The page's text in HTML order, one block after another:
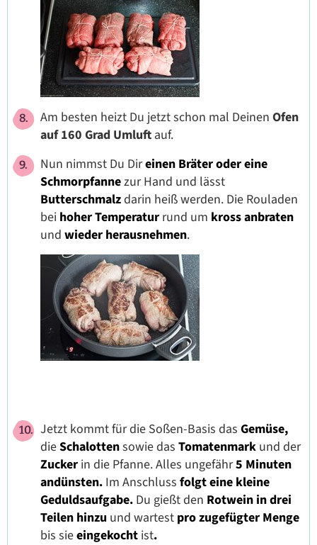
Am besten heizt Du jetzt schon mal Deinen Ofen
auf 160 Grad Umluft auf.
Nun nimmst Du Direinen Bräter oder eine
Schmorpfannezur Hand und lässt
Butterschmalzdarin heiß werden. Die Rouladen
bei hoher Temperatur rund um kross anbraten
und wieder herausnehmen.
Jetzt kommt für die Soßen-Basis das Gemüse,
dieSchalottensowie das Tomatenmark und der
Zucker in die Pfanne. Alles ungefähr5 Minuten
andünsten. Im Anschluss folgt eine kleine
Geduldsaufgabe. Du gießt den Rotwein in drei
Teilen hinzu und wartest pro zugefügter Menge
bis sieeingekocht ist.